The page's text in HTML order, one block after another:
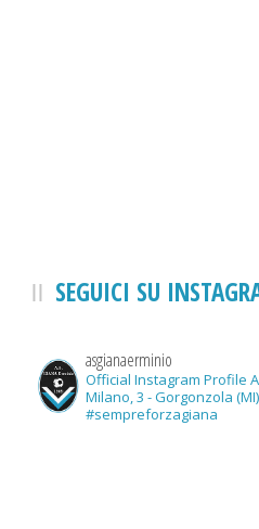
SEGUICI SU
asgianaerminio
Official Instagram Profile
Milano, 3 - Gorgonzola
#sempreforzagiana